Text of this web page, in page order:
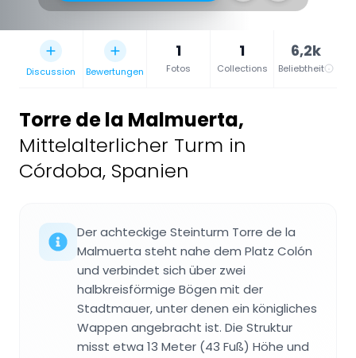
Discussion Bewertungen
1
Fotos
1
Collections
6,2k
Beliebtheit
Torre de la Malmuerta,
Mittelalterlicher Turm in
Córdoba, Spanien
Der achteckige Steinturm Torre de la
Malmuerta steht nahe dem Platz Colón
und verbindet sich über zwei
halbkreisförmige Bögen mit der
Stadtmauer, unter denen ein königliches
Wappen angebracht ist. Die Struktur
misst etwa 13 Meter (43 Fuß) Höhe und